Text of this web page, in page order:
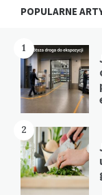
POPULARNE
1
2